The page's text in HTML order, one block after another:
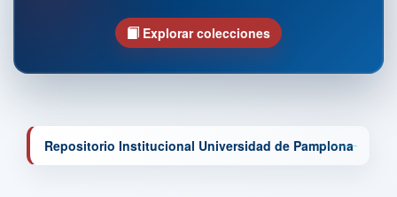
Explorar colecciones
Repositorio Institucional Universidad de Pamplona